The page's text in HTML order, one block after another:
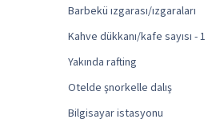
Barbekü ızgarası/ızgaraları
Kahve dükkanı/kafe sayısı - 1
Yakında rafting
Otelde şnorkelle dalış
Bilgisayar istasyonu